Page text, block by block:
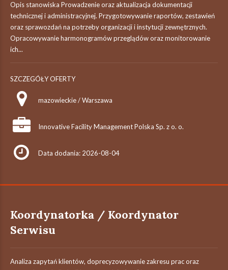
Opis stanowiska Prowadzenie oraz aktualizacja dokumentacji
technicznej i administracyjnej. Przygotowywanie raportów, zestawień
oraz sprawozdań na potrzeby organizacji i instytucji zewnętrznych.
Opracowywanie harmonogramów przeglądów oraz monitorowanie
ich...
SZCZEGÓŁY OFERTY
mazowieckie / Warszawa
Innovative Facility Management Polska Sp. z o. o.
Data dodania: 2026-08-04
Koordynatorka / Koordynator
Serwisu
Analiza zapytań klientów, doprecyzowywanie zakresu prac oraz